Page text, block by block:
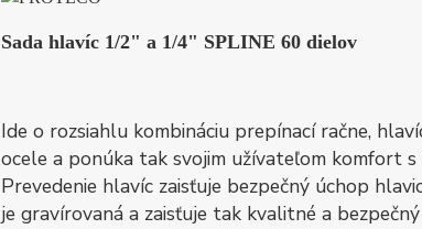
Sada hlavíc 1/2" a 1/4" SPLINE 60 dielov
Ide o rozsiahlu kombináciu prepínací račne,
ocele a ponúka tak svojim užívateľom komfort
Prevedenie hlavíc zaisťuje bezpečný úchop
je gravírovaná a zaisťuje tak kvalitné a